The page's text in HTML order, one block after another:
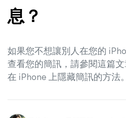
息？
如果您不想讓別人在您的
查看您的簡訊，請參閱這篇
在 iPhone 上隱藏簡訊的方法。